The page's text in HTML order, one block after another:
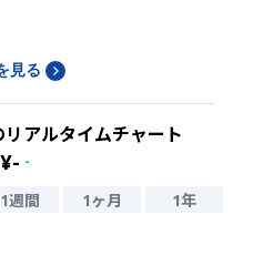
見る
リアルタイムチャート
¥- -
1週間 1ヶ月 1年